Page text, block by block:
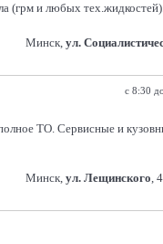
(грм и любых
Минск, ул.
с 8:30
ТО. Сервисные и
Минск, ул. Лещинского, 4